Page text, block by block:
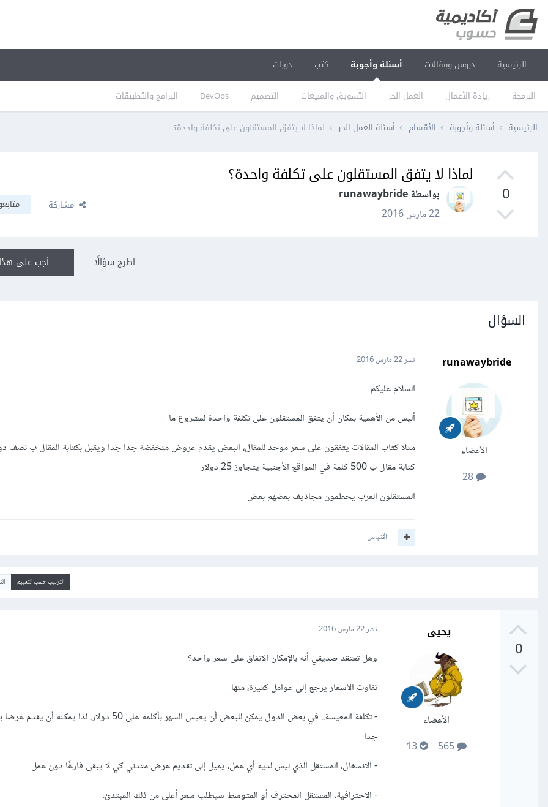
الرئيسية دروس ومقالات أسئلة وأجوبة
البرمجة ريادة الأعمال العمل الحر التسويق والمبيعات التصميم DevOps البرامج والتطبيقات
كتب دورات
الرئيسية أسئلة وأجوبة الأقسام أسئلة العمل الحر لماذا لا يتفق المستقلون على تكلفة واحدة؟
0
لماذا لا يتفق المستقلون على تكلفة واحدة؟
بواسطة runawaybride
22 مارس 2016
مشاركة
أجب على اطرح سؤالًا
السؤال
runawaybride
الأعضاء
نشر22 مارس 2016
السلام عليكم
أليس من الأهمية بمكان أن يتفق المستقلون على تكلفة واحدة لمشروع ما
مثلا كتاب المقالات يتفقون على سعر موحد للمقال، البعض يقدم عروض منخفضة جدا جدا ويقبل بكتابة المقال ب نصف
كتابة مقال ب 500 كلمة في المواقع الأجنبية يتجاوز 25 دولار
المستقلون العرب يحطمون مجاذيف بعضهم بعض
اقتباس
الترتيب حسب التقييم
0
يحيى
الأعضاء
565
13
نشر22 مارس 2016
وهل تعتقد صديقي أنه بالإمكان الاتفاق على سعر واحد؟
تفاوت الأسعار يرجع إلى عوامل كثيرة، منها
- تكلفة المعيشة.. في بعض الدول يمكن للبعض أن يعيش الشهر بأكلمه على 50 دولار،
جدا
- الانشغال، المستقل الذي ليس لديه أي عمل، يميل إلى تقديم عرض متدني كي لا يبقى فارغًا دون عمل
- الاحترافية، المستقل المحترف أو المتوسط سيطلب سعر أعلى من ذلك المبتدئ.